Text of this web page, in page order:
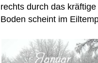
rechts durch das
Boden scheint im